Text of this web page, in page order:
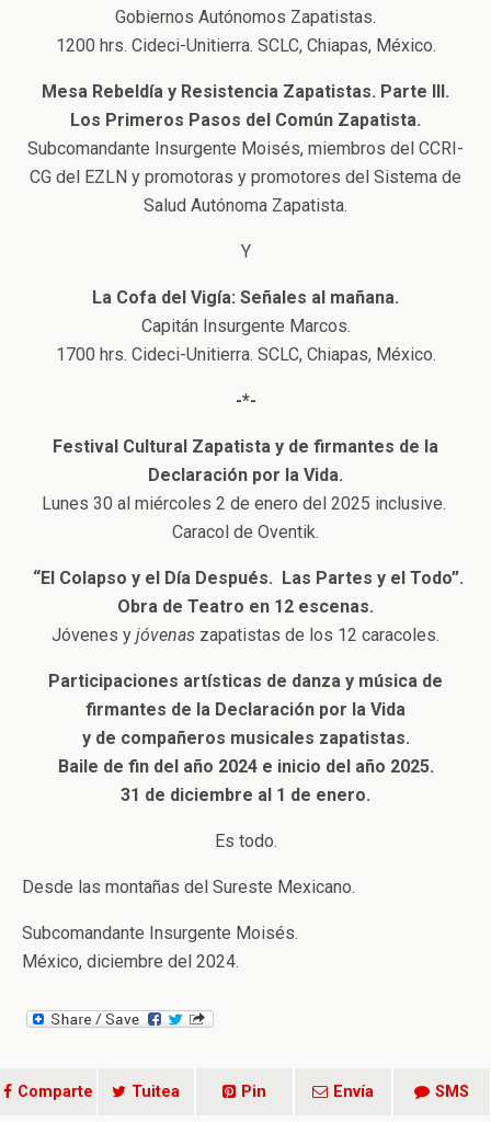
Gobiernos Autónomos Zapatistas.
1200 hrs. Cideci-Unitierra. SCLC, Chiapas, México.
Mesa Rebeldía y Resistencia Zapatistas. Parte III.
Los Primeros Pasos del Común Zapatista.
Subcomandante Insurgente Moisés, miembros del CCRI-
CG del EZLN y promotoras y promotores del Sistema de
Salud Autónoma Zapatista.
Y
La Cofa del Vigía: Señales al mañana.
Capitán Insurgente Marcos.
1700 hrs. Cideci-Unitierra. SCLC, Chiapas, México.
-*-
Festival Cultural Zapatista y de firmantes de la
Declaración por la Vida.
Lunes 30 al miércoles 2 de enero del 2025 inclusive.
Caracol de Oventik.
“El Colapso y el Día Después. Las Partes y el Todo”.
Obra de Teatro en 12 escenas.
Jóvenes y jóvenas zapatistas de los 12 caracoles.
Participaciones artísticas de danza y música de
firmantes de la Declaración por la Vida
y de compañeros musicales zapatistas.
Baile de fin del año 2024 e inicio del año 2025.
31 de diciembre al 1 de enero.
Es todo.
Desde las montañas del Sureste Mexicano.
Subcomandante Insurgente Moisés.
México, diciembre del 2024.
Comparte Tuitea Pin Envía SMS